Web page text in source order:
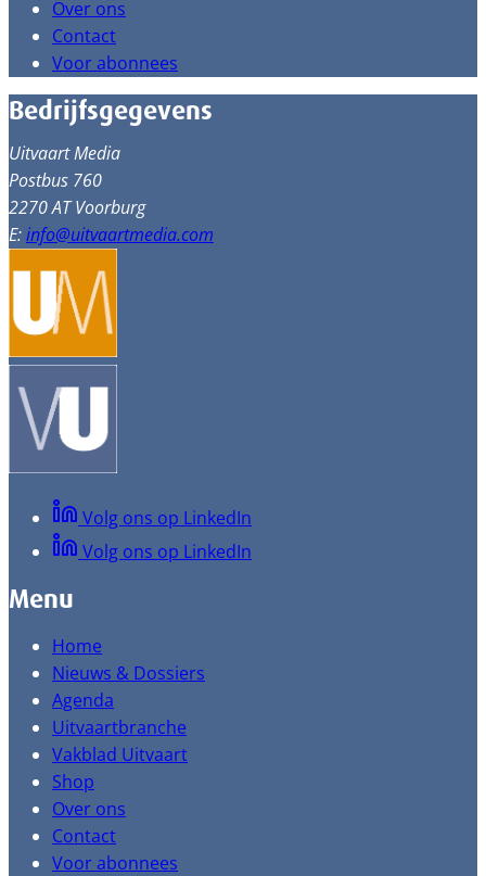
Over ons
Contact
Voor abonnees
Bedrijfsgegevens
Uitvaart Media
Postbus 760
2270 AT Voorburg
E:info@uitvaartmedia.com
Volg ons op LinkedIn
Volg ons op LinkedIn
Menu
Home
Nieuws & Dossiers
Agenda
Uitvaartbranche
Vakblad Uitvaart
Shop
Over ons
Contact
Voor abonnees